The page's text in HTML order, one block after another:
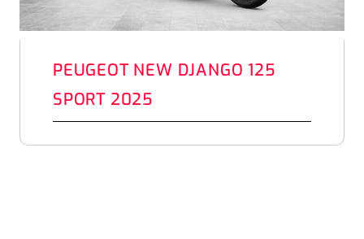
PEUGEOT NEW DJANGO 125
SPORT 2025